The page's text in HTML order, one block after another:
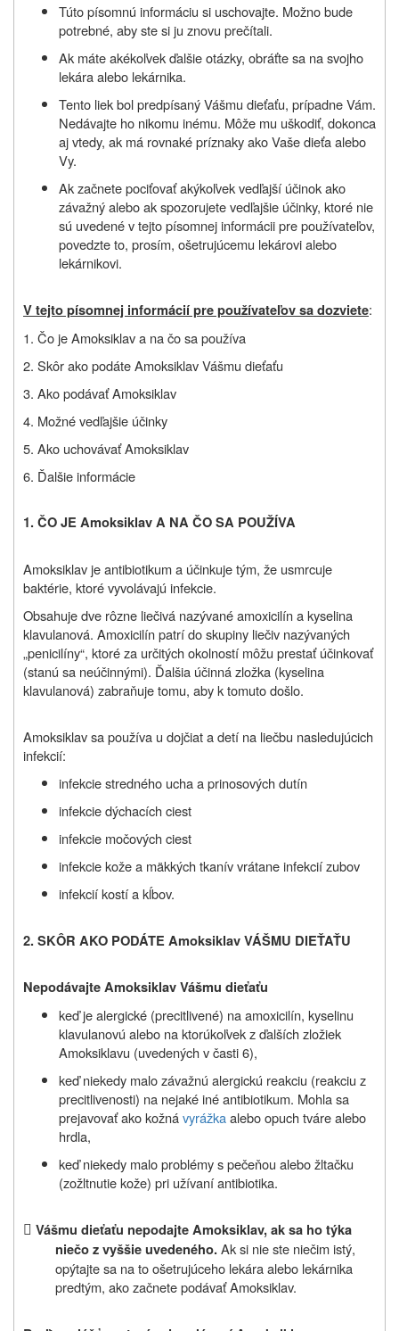
Túto písomnú informáciu si uschovajte. Možno bude
potrebné, aby ste si ju znovu prečítali.
Ak máte akékoľvek ďalšie otázky, obráťte sa na svojho
lekára alebo lekárnika.
Tento liek bol predpísaný Vášmu dieťaťu, prípadne Vám.
Nedávajte ho nikomu inému. Môže mu uškodiť, dokonca
aj vtedy, ak má rovnaké príznaky ako Vaše dieťa alebo
Vy.
Ak začnete pociťovať akýkoľvek vedľajší účinok ako
závažný alebo ak spozorujete vedľajšie účinky, ktoré nie
sú uvedené v tejto písomnej informácii pre používateľov,
povedzte to, prosím, ošetrujúcemu lekárovi alebo
lekárnikovi.
V tejto písomnej informácií pre používateľov sa dozviete:
1. Čo je Amoksiklav a na čo sa používa
2. Skôr ako podáte Amoksiklav Vášmu dieťaťu
3. Ako podávať Amoksiklav
4. Možné vedľajšie účinky
5. Ako uchovávať Amoksiklav
6. Ďalšie informácie
1. ČO JE Amoksiklav A NA ČO SA POUŽÍVA
Amoksiklav je antibiotikum a účinkuje tým, že usmrcuje
baktérie, ktoré vyvolávajú infekcie.
Obsahuje dve rôzne liečivá nazývané amoxicilín a kyselina
klavulanová. Amoxicilín patrí do skupiny liečiv nazývaných
„penicilíny“, ktoré za určitých okolností môžu prestať účinkovať
(stanú sa neúčinnými). Ďalšia účinná zložka (kyselina
klavulanová) zabraňuje tomu, aby k tomuto došlo.
Amoksiklav sa používa u dojčiat a detí na liečbu nasledujúcich
infekcií:
infekcie stredného ucha a prinosových dutín
infekcie dýchacích ciest
infekcie močových ciest
infekcie kože a mäkkých tkanív vrátane infekcií zubov
infekcií kostí a kĺbov.
2. SKÔR AKO PODÁTE Amoksiklav VÁŠMU DIEŤAŤU
Nepodávajte Amoksiklav Vášmu dieťaťu
keď je alergické (precitlivené) na amoxicilín, kyselinu
klavulanovú alebo na ktorúkoľvek z ďalších zložiek
Amoksiklavu (uvedených v časti 6),
keď niekedy malo závažnú alergickú reakciu (reakciu z
precitlivenosti) na nejaké iné antibiotikum. Mohla sa
prejavovať ako kožnávyrážkaalebo opuch tváre alebo
hrdla,
keď niekedy malo problémy s pečeňou alebo žltačku
(zožltnutie kože) pri užívaní antibiotika.
 Vášmu dieťaťu nepodajte Amoksiklav, ak sa ho týka
niečo z vyššie uvedeného.Ak si nie ste niečim istý,
opýtajte sa na to ošetrujúceho lekára alebo lekárnika
predtým, ako začnete podávať Amoksiklav.